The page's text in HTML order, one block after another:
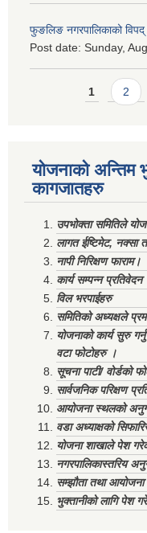
फुङलिङ नगरपालिकाको विपद्
Post date: Sunday,
Pages1 2
योजनाको अन्तिम
कागजातहरु
उपभोक्ता समितिले
लागत ईष्टिमेट, नक्सा
नापी निरिक्षण फाराम।
कार्य सम्पन्न प्रतिवेदन
विल भरपाईहरु
समितिको अध्यक्षले
योजनाको कार्य सुरु
वटा फोटोहरु ।
सूचना पाटी/ वोर्डको
सार्वजनिक परिक्षण
आयोजना स्थलको
वडा अध्याक्षको
योजना शाखाले पेश
नगरपालिकास्तरिय
सम्झौता तथा
भुक्तानीको लागि पेश